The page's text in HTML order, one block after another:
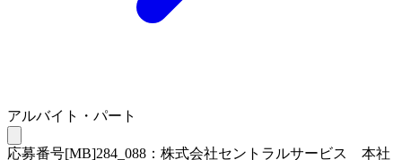
アルバイト・パート
応募番号[MB]284_088：株式会社セントラルサービス 本社